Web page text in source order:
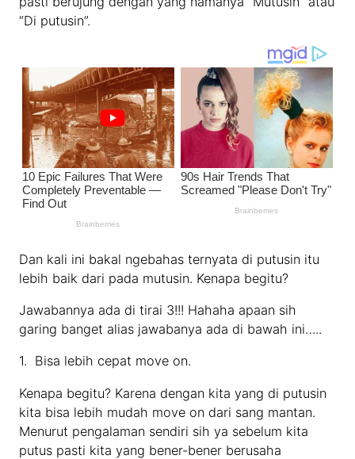
“Di putusin”.
Dan kali ini bakal ngebahas ternyata di putusin itu
lebih baik dari pada mutusin. Kenapa begitu?
Jawabannya ada di tirai 3!!! Hahaha apaan sih
garing banget alias jawabanya ada di bawah ini…..
1. Bisa lebih cepat move on.
Kenapa begitu? Karena dengan kita yang di putusin
kita bisa lebih mudah move on dari sang mantan.
Menurut pengalaman sendiri sih ya sebelum kita
putus pasti kita yang bener-bener berusaha